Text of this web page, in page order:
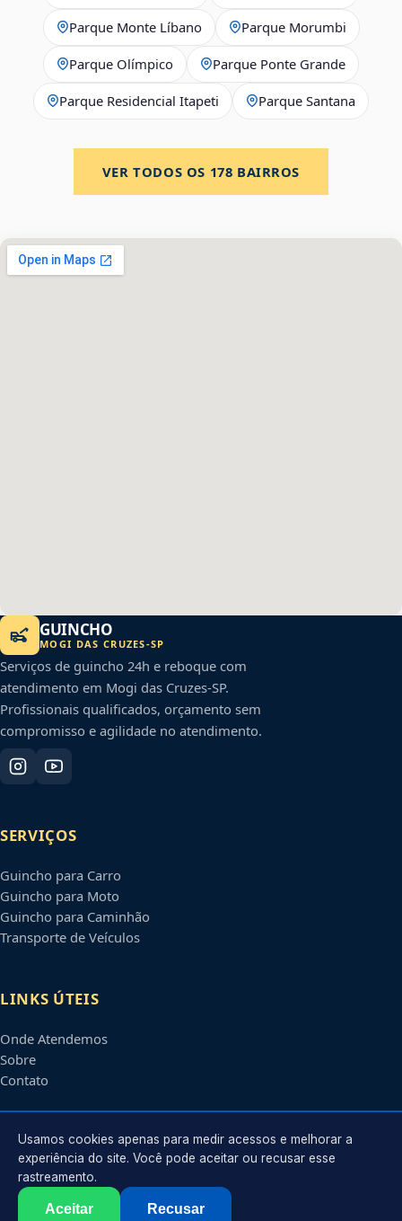
Parque Monte Líbano Parque Morumbi
Parque Olímpico Parque Ponte Grande
Parque Residencial Itapeti Parque Santana
VER TODOS OS 178 BAIRROS
GUINCHO
MOGI DAS CRUZES-SP
Serviços de guincho 24h e reboque com
atendimento em Mogi das Cruzes-SP.
Profissionais qualificados, orçamento sem
compromisso e agilidade no atendimento.
SERVIÇOS
Guincho para Carro
Guincho para Moto
Guincho para Caminhão
Transporte de Veículos
LINKS ÚTEIS
Onde Atendemos
Sobre
Contato
CONTATO
Atendimento em
contato@guinchosmogidascruzes.com.br
Usamos cookies apenas para medir acessos e melhorar a
experiência do site. Você pode aceitar ou recusar esse
rastreamento.
Aceitar Recusar